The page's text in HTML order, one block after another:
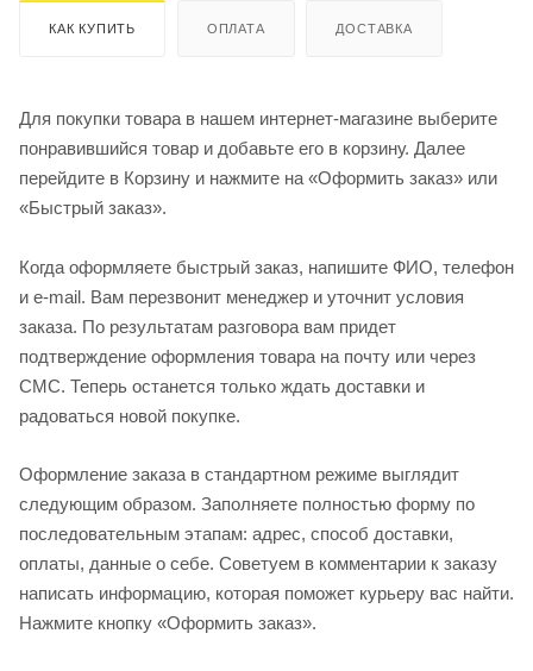
КАК КУПИТЬ ОПЛАТА ДОСТАВКА
Для покупки товара в нашем интернет-магазине выберите
понравившийся товар и добавьте его в корзину. Далее
перейдите в Корзину и нажмите на «Оформить заказ» или
«Быстрый заказ».
Когда оформляете быстрый заказ, напишите ФИО, телефон
и e-mail. Вам перезвонит менеджер и уточнит условия
заказа. По результатам разговора вам придет
подтверждение оформления товара на почту или через
СМС. Теперь останется только ждать доставки и
радоваться новой покупке.
Оформление заказа в стандартном режиме выглядит
следующим образом. Заполняете полностью форму по
последовательным этапам: адрес, способ доставки,
оплаты, данные о себе. Советуем в комментарии к заказу
написать информацию, которая поможет курьеру вас найти.
Нажмите кнопку «Оформить заказ».